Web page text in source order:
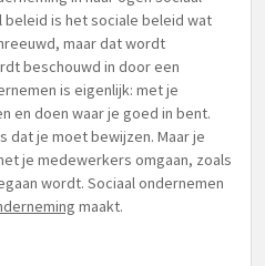
beleid is het sociale beleid wat
maar dat wordt
beschouwd in door een
is eigenlijk: met je
en doen waar je goed in bent.
dat je moet bewijzen. Maar je
je medewerkers omgaan, zoals
wordt. Sociaal ondernemen
maakt.